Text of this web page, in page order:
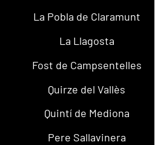
La Pobla de Claramunt
La Llagosta
Fost de Campsentelles
Quirze del Vallès
Quintí de Mediona
Pere Sallavinera